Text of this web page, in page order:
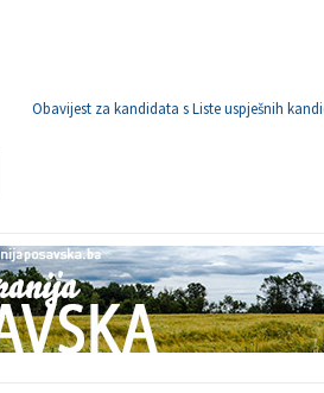
Obavijest za kandidata s Liste uspješnih